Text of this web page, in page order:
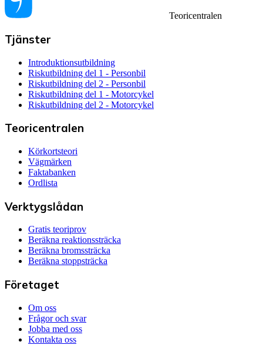
Teoricentralen
Tjänster
Introduktionsutbildning
Riskutbildning del 1 - Personbil
Riskutbildning del 2 - Personbil
Riskutbildning del 1 - Motorcykel
Riskutbildning del 2 - Motorcykel
Teoricentralen
Körkortsteori
Vägmärken
Faktabanken
Ordlista
Verktygslådan
Gratis teoriprov
Beräkna reaktionssträcka
Beräkna bromssträcka
Beräkna stoppsträcka
Företaget
Om oss
Frågor och svar
Jobba med oss
Kontakta oss